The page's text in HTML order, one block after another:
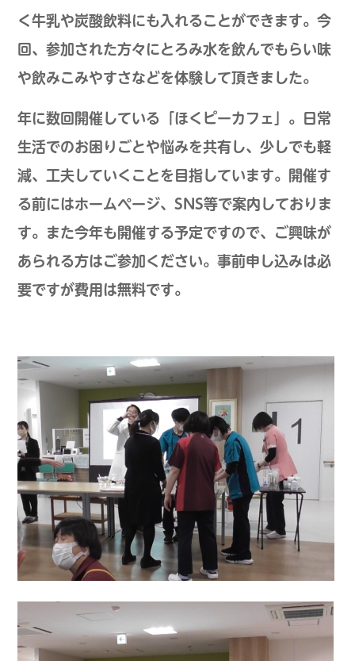
く牛乳や炭酸飲料にも入れることができます。今
回、参加された方々にとろみ水を飲んでもらい味
や飲みこみやすさなどを体験して頂きました。
年に数回開催している「ほくピーカフェ」。⽇常
⽣活でのお困りごとや悩みを共有し、少しでも軽
減、工夫していくことを⽬指しています。開催す
る前にはホームページ、SNS等で案内しておりま
す。また今年も開催する予定ですので、ご興味が
あられる方はご参加ください。事前申し込みは必
要ですが費用は無料です。